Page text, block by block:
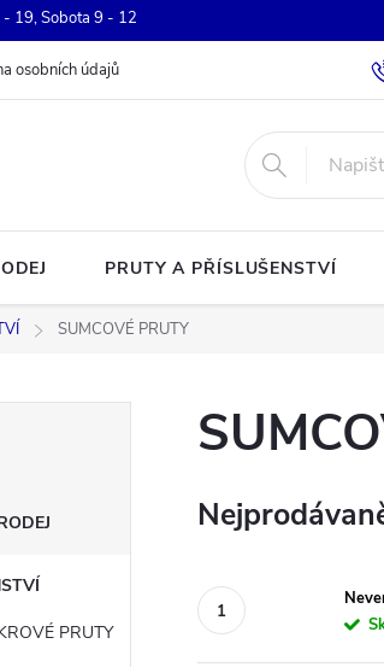
19, Sobota 9 - 12
osobních údajů
PRUTY A PŘÍSLUŠENSTVÍ
SUMCOVÉ PRUTY
PRUTY